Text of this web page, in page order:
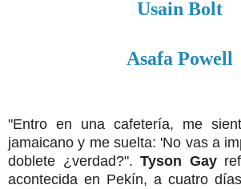
Usain Bolt
Asafa Powell
"Entro en una cafetería, me
jamaicano y me suelta: 'No vas a
doblete ¿verdad?". Tyson Gay
acontecida en Pekín, a cuatro